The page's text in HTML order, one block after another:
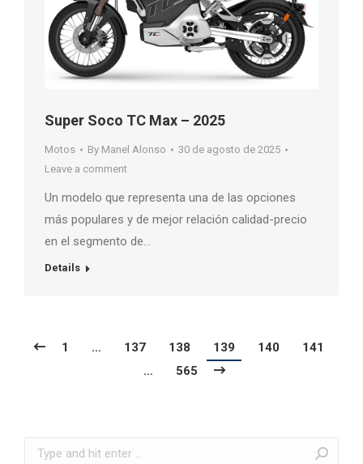
Super Soco TC Max – 2025
Motos By Manel Alonso
30 de agosto de 2025
Leave a comment
Un modelo que representa una de las opciones
más populares y de mejor relación calidad-precio
en el segmento de…
Details
1 … 137 138 139 140
141
…
565
Search: